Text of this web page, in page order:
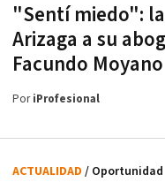
"Sentí miedo":
Arizaga a su
Facundo Moyano
PoriProfesional
ACTUALIDAD / Oportunidad